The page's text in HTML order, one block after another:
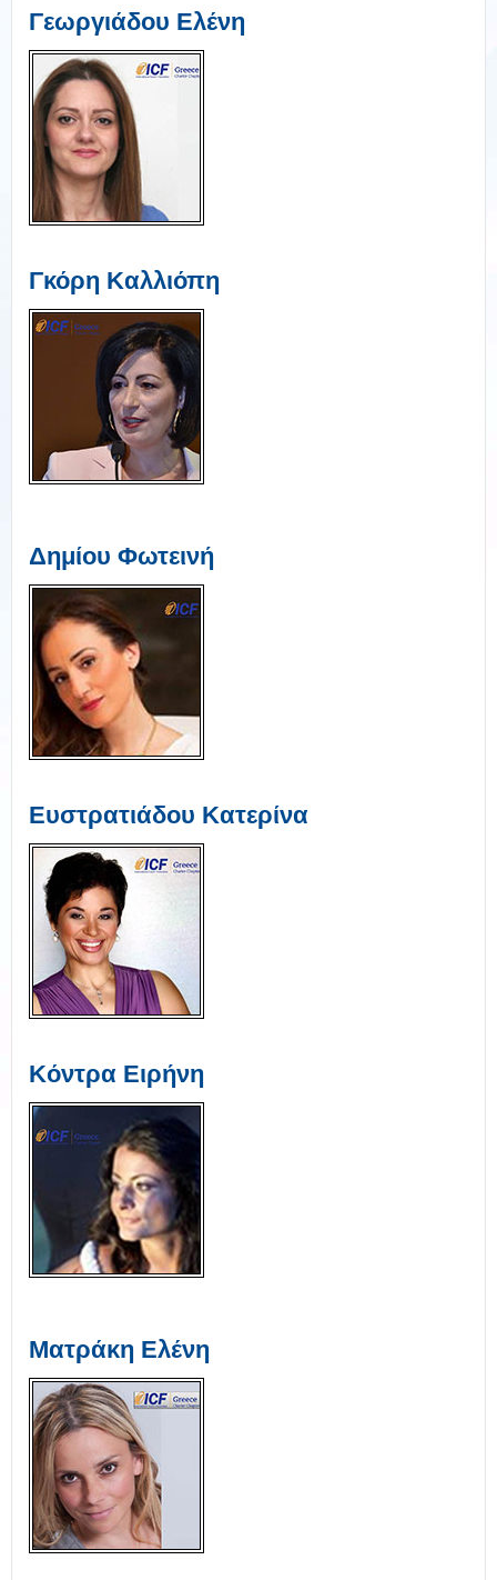
Γεωργιάδου Ελένη
Γκόρη Καλλιόπη
Δημίου Φωτεινή
Ευστρατιάδου Κατερίνα
Κόντρα Ειρήνη
Ματράκη Ελένη